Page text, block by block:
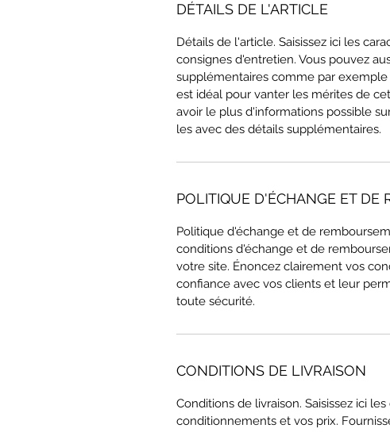
DÉTAILS DE L'ARTICLE
Détails de l'article. Saisissez ici les
consignes d'entretien. Vous pouvez
supplémentaires comme par
est idéal pour vanter les mérites de
avoir le plus d'informations possible
les avec des détails supplémentaires.
POLITIQUE D'ÉCHANGE ET DE
Politique d'échange et de
conditions d'échange et de
votre site. Énoncez clairement vos
confiance avec vos clients et leur
toute sécurité.
CONDITIONS DE LIVRAISON
Conditions de livraison. Saisissez ici
conditionnements et vos prix.